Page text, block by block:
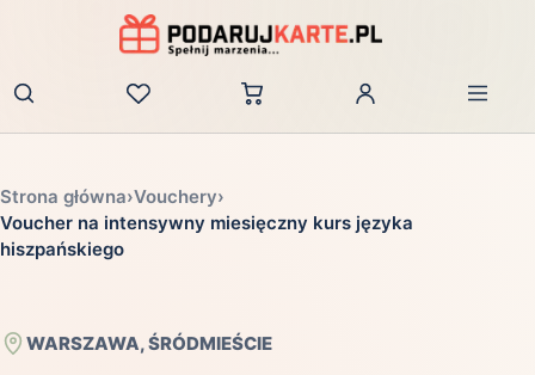
Zaloguj
Strona główna›Vouchery›
Voucher na intensywny miesięczny kurs języka
hiszpańskiego
WARSZAWA, ŚRÓDMIEŚCIE